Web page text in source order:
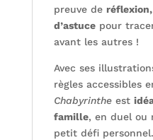
preuve de
d’astucepour
avant les autres !
Avec ses
règles accessibles
Chabyrintheest
famille, en duel ou
petit défi personnel.